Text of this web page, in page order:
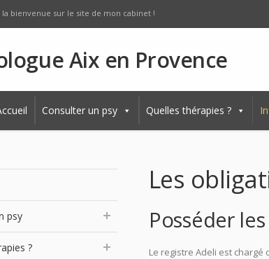
la bienvenue sur le site de mon cabinet !
Aix en Provence
Consulter un psy Quelles thérapies ?
Les
Posséder
Le registre Adeli est
psy
?